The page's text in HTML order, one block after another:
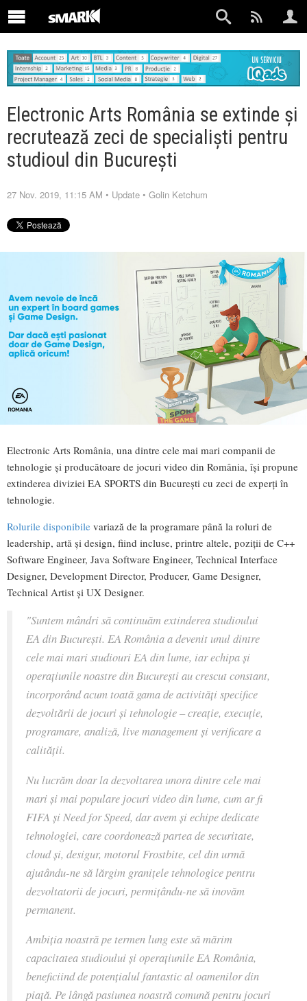
Electronic Arts România se extinde și
recrutează zeci de specialiști pentru
studioul din București
27 Nov. 2019, 11:15 AM • Update • Golin Ketchum
Electronic Arts România, una dintre cele mai mari companii de
tehnologie și producătoare de jocuri video din România, își propune
extinderea diviziei EA SPORTS din București cu zeci de experți în
tehnologie.
Rolurile disponibile variază de la programare până la roluri de
leadership, artă și design, fiind incluse, printre altele, poziții de C++
Software Engineer, Java Software Engineer, Technical Interface
Designer, Development Director, Producer, Game Designer,
Technical Artist și UX Designer.
"Suntem mândri să continuăm extinderea studioului
EA din București. EA România a devenit unul dintre
cele mai mari studiouri EA din lume, iar echipa și
operațiunile noastre din București au crescut constant,
incorporând acum toată gama de activități specifice
dezvoltării de jocuri și tehnologie – creație, execuție,
programare, analiză, live management și verificare a
calității.
Nu lucrăm doar la dezvoltarea unora dintre cele mai
mari și mai populare jocuri video din lume, cum ar fi
FIFA și Need for Speed, dar avem și echipe dedicate
tehnologiei, care coordonează partea de securitate,
cloud și, desigur, motorul Frostbite, cel din urmă
ajutându-ne să lărgim granițele tehnologice pentru
dezvoltatorii de jocuri, permițându-ne să inovăm
permanent.
Ambiția noastră pe termen lung este să mărim
capacitatea studioului și operațiunile EA România,
beneficiind de potențialul fantastic al oamenilor din
piață. Pe lângă pasiunea noastră comună pentru jocuri